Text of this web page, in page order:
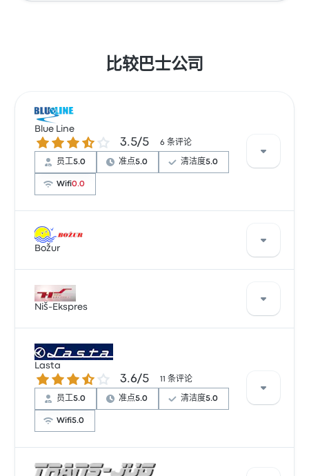
比较巴士公司
Blue Line
3.5 / 5 星 3.5/5 6 条评论
员工5.0 准点5.0 清洁度5.0
Wifi0.0
根据 6 条评论，该公司在 Busbud 上被评为 3.5 颗星。旅
客对 员工 和 及时性 特别满意，但对 无线上网 经常有所
Božur
Božur 每天提供 1 班车次，票价从 ¥300 起。最快车程大
约需要 12小时 27分钟 。 Božur 提供经济高效的解决方
Niš-Ekspres
Niš-Ekspres 每天提供 1 班车次，票价从 ¥341 起。最快
车程大约需要 12小时 5分钟 。 Niš-Ekspres 提供经济高
效的解决方案，帮助您到达目的地。
Lasta
3.6 / 5 星 3.6/5 11 条评论
员工5.0 准点5.0 清洁度5.0
Wifi5.0
根据 11 条评论，该公司在 Busbud 上被评为 3.6 颗星。